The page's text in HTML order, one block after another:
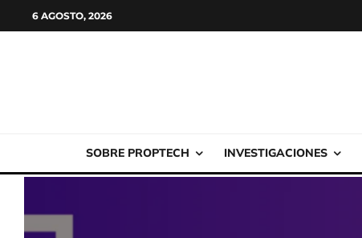
6 AGOSTO, 2026
SOBRE PROPTECH INVESTIGACIONES